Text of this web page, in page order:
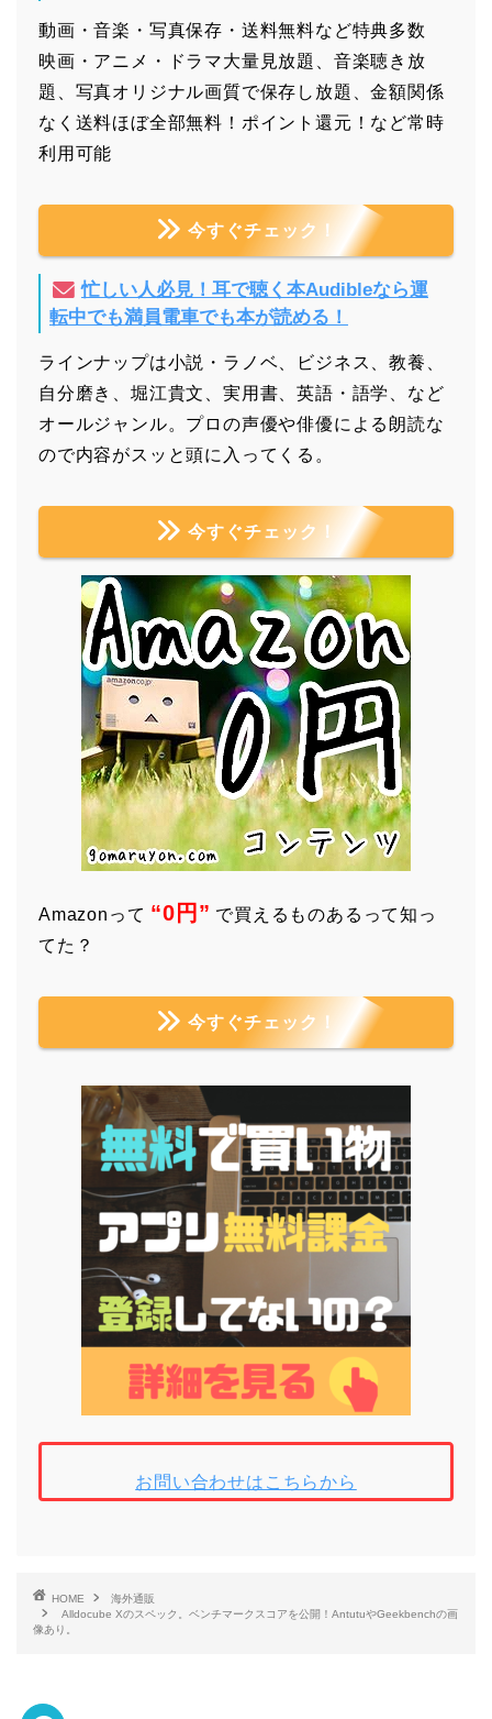
動画・音楽・写真保存・送料無料など特典多数
映画・アニメ・ドラマ大量見放題、音楽聴き放
題、写真オリジナル画質で保存し放題、金額関係
なく送料ほぼ全部無料！ポイント還元！など常時
利用可能
今すぐチェック！
忙しい人必見！耳で聴く本Audibleなら運
転中でも満員電車でも本が読める！
ラインナップは小説・ラノベ、ビジネス、教養、
自分磨き、堀江貴文、実用書、英語・語学、など
オールジャンル。プロの声優や俳優による朗読な
ので内容がスッと頭に入ってくる。
今すぐチェック！
Amazonって “0円” で買えるものあるって知っ
てた？
今すぐチェック！
お問い合わせはこちらから
HOME
海外通販
Alldocube Xのスペック。ベンチマークスコアを公開！AntutuやGeekbenchの画
像あり。